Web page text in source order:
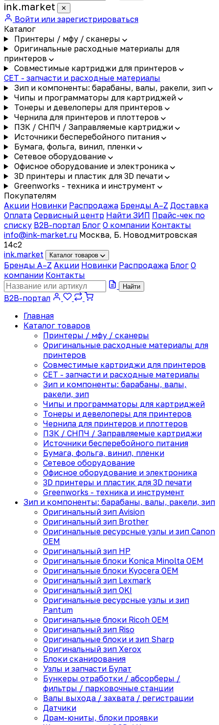
ink.market ✕
Войти или зарегистрироваться
Каталог
Принтеры / мфу / сканеры
Оригинальные расходные материалы для
принтеров
Совместимые картриджи для принтеров
CET - запчасти и расходные материалы
Зип и компоненты: барабаны, валы, ракели, зип
Чипы и программаторы для картриджей
Тонеры и девелоперы для принтеров
Чернила для принтеров и плоттеров
ПЗК / СНПЧ / Заправляемые картриджи
Источники бесперебойного питания
Бумага, фольга, винил, пленки
Сетевое оборудование
Офисное оборудование и электроника
3D принтеры и пластик для 3D печати
Greenworks - техника и инструмент
Покупателям
Акции Новинки Распродажа Бренды A–Z Доставка
Оплата Сервисный центр Найти ЗИП Прайс-чек по
списку B2B-портал Блог О компании Контакты
info@ink-market.ru Москва, Б. Новодмитровская
14с2
ink.market Каталог товаров
Бренды A–Z Акции Новинки Распродажа Блог О
компании Контакты
Найти
B2B-портал
Главная
Каталог товаров
Принтеры / мфу / сканеры
Оригинальные расходные материалы для
принтеров
Совместимые картриджи для принтеров
CET - запчасти и расходные материалы
Зип и компоненты: барабаны, валы,
ракели, зип
Чипы и программаторы для картриджей
Тонеры и девелоперы для принтеров
Чернила для принтеров и плоттеров
ПЗК / СНПЧ / Заправляемые картриджи
Источники бесперебойного питания
Бумага, фольга, винил, пленки
Сетевое оборудование
Офисное оборудование и электроника
3D принтеры и пластик для 3D печати
Greenworks - техника и инструмент
Зип и компоненты: барабаны, валы, ракели, зип
Оригинальный зип Avision
Оригинальный зип Brother
Оригинальные ресурсные узлы и зип Canon
OEM
Оригинальный зип HP
Оригинальные блоки Konica Minolta OEM
Оригинальные блоки Kyocera OEM
Оригинальный зип Lexmark
Оригинальный зип OKI
Оригинальные ресурсные узлы и зип
Pantum
Оригинальные блоки Ricoh OEM
Оригинальный зип Riso
Оригинальные блоки и зип Sharp
Оригинальный зип Xerox
Блоки сканирования
Узлы и запчасти Булат
Бункеры отработки / абсорберы /
фильтры / парковочные станции
Валы выхода / захвата / регистрации
Датчики
Драм-юниты, блоки проявки